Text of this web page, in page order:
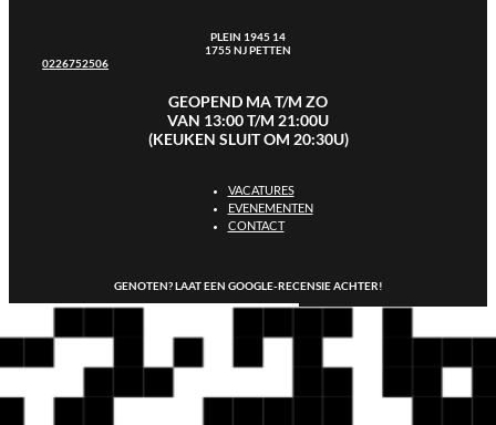
PLEIN 1945 14
1755 NJ PETTEN
0226752506
GEOPEND MA T/M ZO
VAN 13:00 T/M 21:00U
(KEUKEN SLUIT OM 20:30U)
VACATURES
EVENEMENTEN
CONTACT
GENOTEN? LAAT EEN GOOGLE-RECENSIE ACHTER!